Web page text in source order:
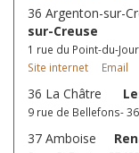
36 Argenton-sur-
sur-Creuse
1 rue du Point-du-
Site internet
Email
36 La Châtre
9 rue de Bellefons-
37 Amboise